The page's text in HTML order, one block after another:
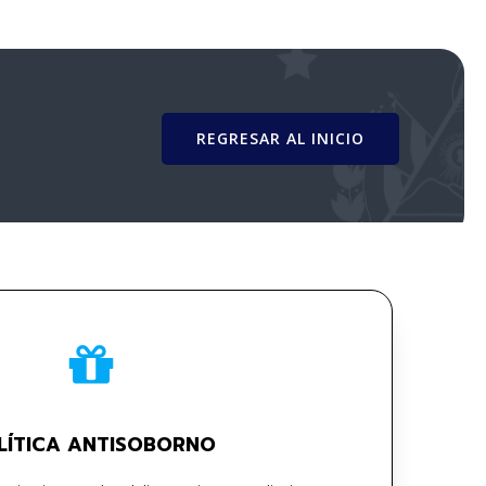
REGRESAR AL INICIO
ANTISOBORNO